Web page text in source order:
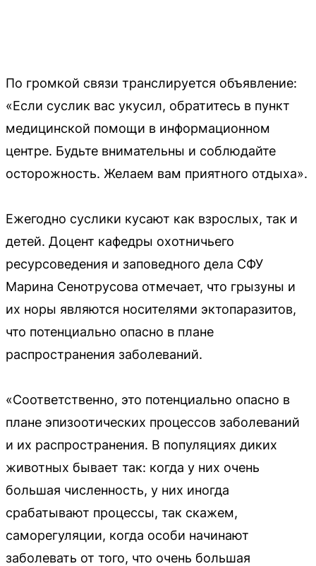
По громкой связи транслируется объявление:
«Если суслик вас укусил, обратитесь в пункт
медицинской помощи в информационном
центре. Будьте внимательны и соблюдайте
осторожность. Желаем вам приятного отдыха».
Ежегодно суслики кусают как взрослых, так и
детей. Доцент кафедры охотничьего
ресурсоведения и заповедного дела СФУ
Марина Сенотрусова отмечает, что грызуны и
их норы являются носителями эктопаразитов,
что потенциально опасно в плане
распространения заболеваний.
«Соответственно, это потенциально опасно в
плане эпизоотических процессов заболеваний
и их распространения. В популяциях диких
животных бывает так: когда у них очень
большая численность, у них иногда
срабатывают процессы, так скажем,
саморегуляции, когда особи начинают
заболевать от того, что очень большая